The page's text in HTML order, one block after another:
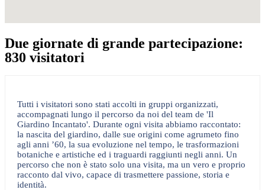
Due giornate di grande partecipazione:
830 visitatori
Tutti i visitatori sono stati accolti in gruppi organizzati,
accompagnati lungo il percorso da noi del team de 'Il
Giardino Incantato'. Durante ogni visita abbiamo raccontato:
la nascita del giardino, dalle sue origini come agrumeto fino
agli anni ’60, la sua evoluzione nel tempo, le trasformazioni
botaniche e artistiche ed i traguardi raggiunti negli anni. Un
percorso che non è stato solo una visita, ma un vero e proprio
racconto dal vivo, capace di trasmettere passione, storia e
identità.